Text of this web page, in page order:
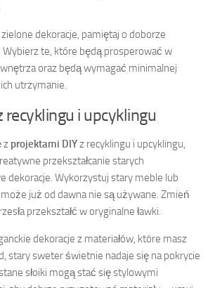
dekoracje, pamiętaj o doborze
te, które będą prosperować w
oraz będą wymagać minimalnej
utrzymanie.
recyklingu i upcyklingu
z projektami DIYz recyklingu i upcyklingu,
przekształcanie starych
dekoracje. Wykorzystuj stary meble lub
już od dawna nie są używane. Zmień
przekształć w oryginalne ławki.
dekoracje z materiałów, które masz
stary sweter świetnie nadaje się na pokrycie
słoiki mogą stać się stylowymi